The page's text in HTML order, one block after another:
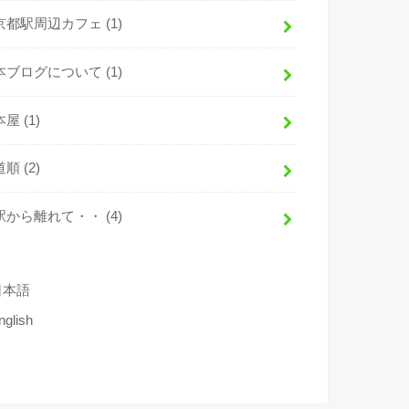
都駅周辺カフェ (1)
ブログについて (1)
屋 (1)
順 (2)
から離れて・・ (4)
本語